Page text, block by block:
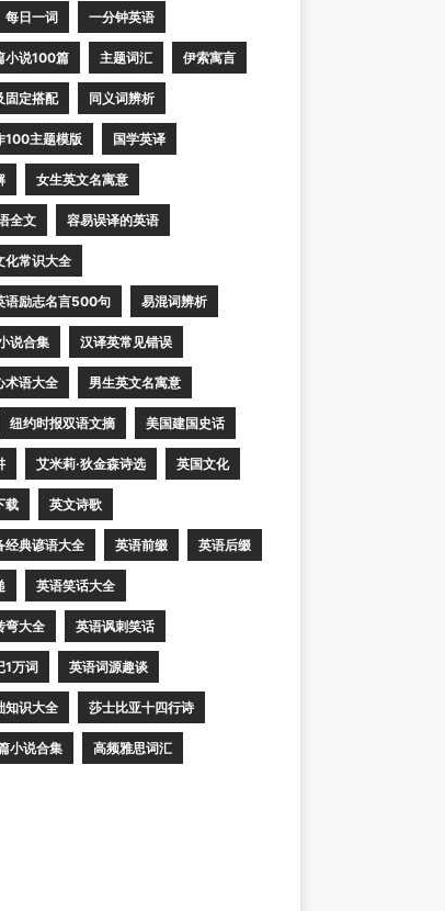
每日一词 一分钟英语
小说100篇 主题词汇 伊索寓言
固定搭配 同义词辨析
100主题模版 国学英译
女生英文名寓意
全文 容易误译的英语
化常识大全
语励志名言500句 易混词辨析
说合集 汉译英常见错误
术语大全 男生英文名寓意
纽约时报双语文摘 美国建国史话
艾米莉·狄金森诗选 英国文化
载 英文诗歌
经典谚语大全 英语前缀 英语后缀
英语笑话大全
弯大全 英语讽刺笑话
1万词 英语词源趣谈
知识大全 莎士比亚十四行诗
小说合集 高频雅思词汇